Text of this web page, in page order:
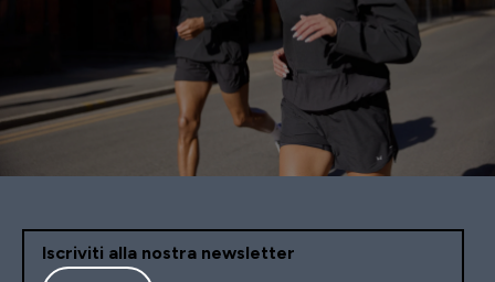
Iscriviti alla nostra newsletter